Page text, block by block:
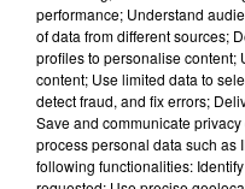
11h36
LE COUDRAY -
MODE, BIJOUX,
Lundi 23 novembre à
Coudray : vente aux
table.
performance; Understand
of data from different sources;
profiles to personalise content;
content; Use limited data to
detect fraud, and fix errors;
Save and communicate
process personal data such as
following functionalities: